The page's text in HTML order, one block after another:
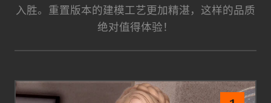
入胜。重置版本的建模工艺更加精湛，这样的品质
绝对值得体验！